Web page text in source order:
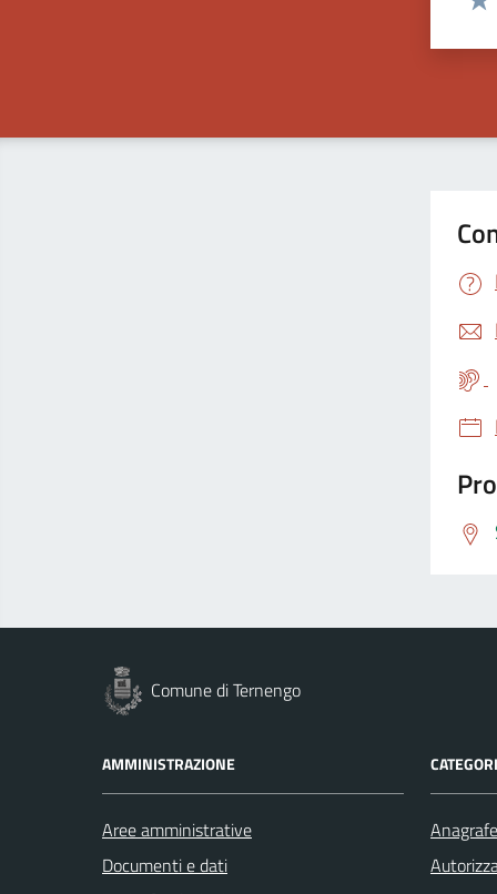
Comune di Ternengo
AMMINISTRAZIONE
Aree amministrative
Documenti e dati